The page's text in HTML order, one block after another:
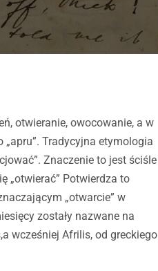
otwieranie, owocowanie, a w
„apru”. Tradycyjna etymologia
Znaczenie to jest ściśle
„otwierać” Potwierdza to
„otwarcie” w
zostały nazwane na
wcześniej Afrilis, od greckiego